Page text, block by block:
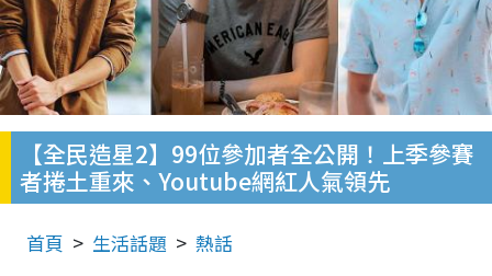
【全民造星2】99位參加者全公開！上季參賽
者捲土重來、Youtube網紅人氣領先
首頁 生活話題 熱話